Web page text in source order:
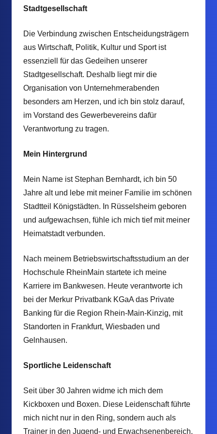
Stadtgesellschaft
Die Verbindung zwischen Entscheidungsträgern
aus Wirtschaft, Politik, Kultur und Sport ist
essenziell für das Gedeihen unserer
Stadtgesellschaft. Deshalb liegt mir die
Organisation von Unternehmerabenden
besonders am Herzen, und ich bin stolz darauf,
im Vorstand des Gewerbevereins dafür
Verantwortung zu tragen.
Mein Hintergrund
Mein Name ist Stephan Bernhardt, ich bin 50
Jahre alt und lebe mit meiner Familie im schönen
Stadtteil Königstädten. In Rüsselsheim geboren
und aufgewachsen, fühle ich mich tief mit meiner
Heimatstadt verbunden.
Nach meinem Betriebswirtschaftsstudium an der
Hochschule RheinMain startete ich meine
Karriere im Bankwesen. Heute verantworte ich
bei der Merkur Privatbank KGaA das Private
Banking für die Region Rhein-Main-Kinzig, mit
Standorten in Frankfurt, Wiesbaden und
Gelnhausen.
Sportliche Leidenschaft
Seit über 30 Jahren widme ich mich dem
Kickboxen und Boxen. Diese Leidenschaft führte
mich nicht nur in den Ring, sondern auch als
Trainer in den Jugend- und Erwachsenenbereich,